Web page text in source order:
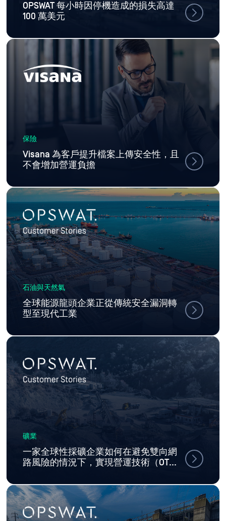
OPSWAT 每小時因停機造成的損失高達
100 萬美元
保險
Visana 為客戶提升檔案上傳安全性，且
不會增加營運負擔
石油與天然氣
全球能源龍頭企業正從傳統安全漏洞轉
型至現代工業
礦業
一家全球性採礦企業如何在避免雙向網
路風險的情況下，實現營運技術（OT）